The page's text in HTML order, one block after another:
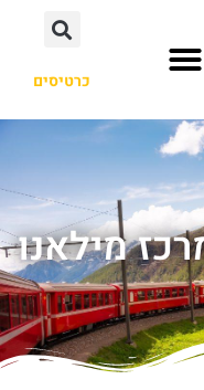
כרטיסים
מילאנו